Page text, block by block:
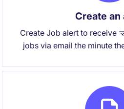
Create an
Create Job alert to receive
jobs via email the minute